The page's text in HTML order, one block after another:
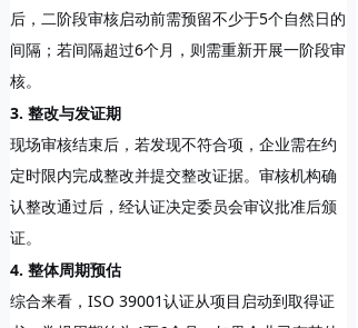
后，二阶段审核启动前需预留不少于5个自然日的
间隔；若间隔超过6个月，则需重新开展一阶段审
核。
3. 整改与发证期
现场审核结束后，若发现不符合项，企业需在约
定时限内完成整改并提交整改证据。审核机构确
认整改通过后，经认证决定委员会审议批准后颁
证。
4. 整体周期预估
综合来看，ISO 39001认证从项目启动到取得证